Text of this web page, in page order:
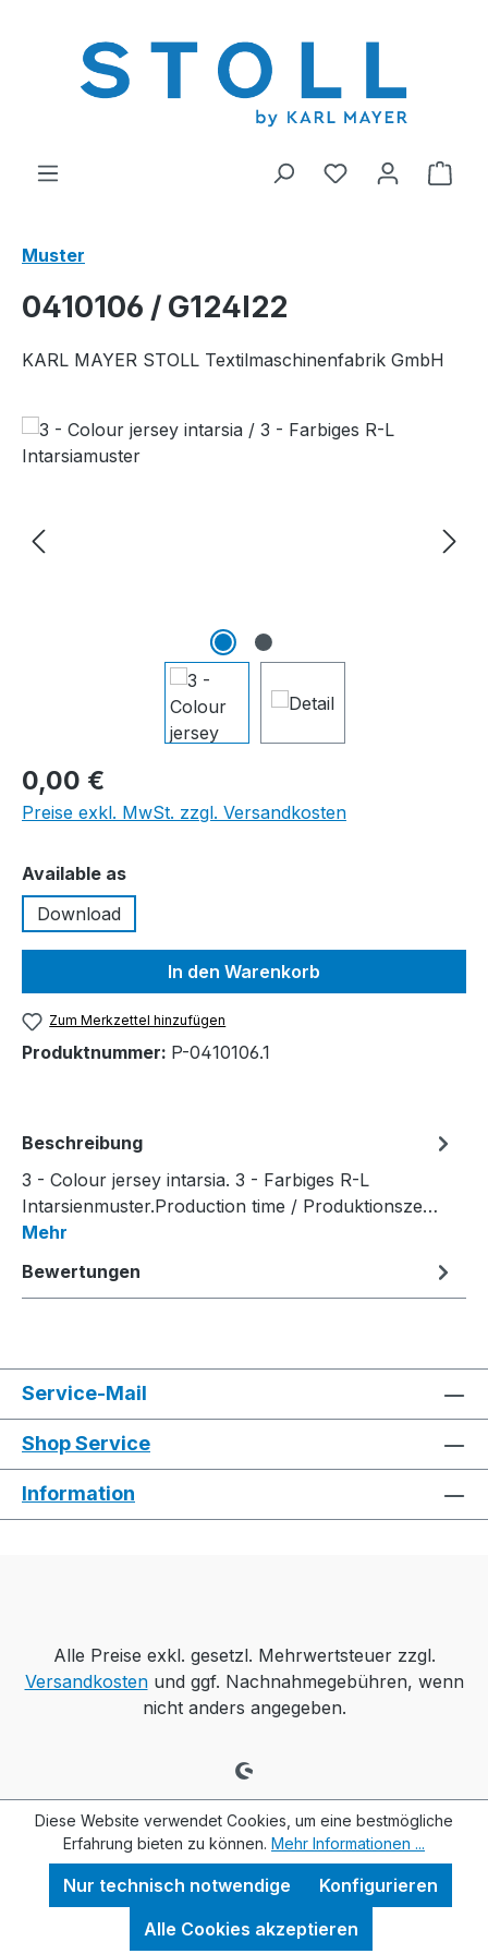
Du hast 0
Muster
0410106 / G124I22
KARL MAYER STOLL Textilmaschinenfabrik GmbH
Bildergalerie überspringen
0,00 €
Preise exkl. MwSt. zzgl. Versandkosten
Available asauswählen
Download
In den Warenkorb
Zum Merkzettel hinzufügen
Produktnummer: P-0410106.1
Beschreibung
3 - Colour jersey intarsia. 3 - Farbiges R-L
Intarsienmuster.Production time / Produktionsze…
Mehr
Bewertungen
Service-Mail
Shop Service
Information
Alle Preise exkl. gesetzl. Mehrwertsteuer zzgl.
Versandkostenund ggf. Nachnahmegebühren, wenn
nicht anders angegeben.
Diese Website verwendet Cookies, um eine bestmögliche
Erfahrung bieten zu können. Mehr Informationen ...
Nur technisch notwendige
Konfigurieren
Alle Cookies akzeptieren